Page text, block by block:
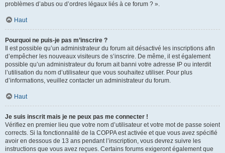
problèmes d’abus ou d’ordres légaux liés à ce forum ? ».
Haut
Pourquoi ne puis-je pas m’inscrire ?
Il est possible qu’un administrateur du forum ait désactivé les inscriptions afin
d’empêcher les nouveaux visiteurs de s’inscrire. De même, il est également
possible qu’un administrateur du forum ait banni votre adresse IP ou interdit
l’utilisation du nom d’utilisateur que vous souhaitez utiliser. Pour plus
d’informations, veuillez contacter un administrateur du forum.
Haut
Je suis inscrit mais je ne peux pas me connecter !
Vérifiez en premier lieu que votre nom d’utilisateur et votre mot de passe soient
corrects. Si la fonctionnalité de la COPPA est activée et que vous avez spécifié
avoir en dessous de 13 ans pendant l’inscription, vous devrez suivre les
instructions que vous avez reçues. Certains forums exigeront également que